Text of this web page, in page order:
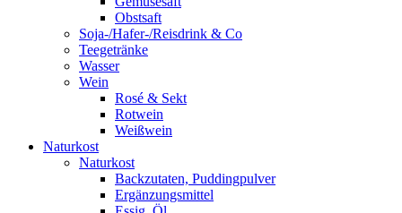
Obstsaft
Soja-/Hafer-/Reisdrink & Co
Teegetränke
Wasser
Wein
Rosé & Sekt
Rotwein
Weißwein
Naturkost
Naturkost
Backzutaten, Puddingpulver
Ergänzungsmittel